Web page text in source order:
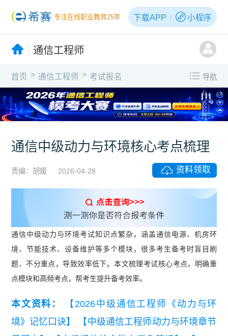
专注在线职业教育25年 下载APP 小程序
通信工程师
首页 > 通信工程师 > 考试报名 导航
X
通信中级动力与环境核心考点梳理
责编：胡媛 2026-04-28 资料领取
通信中级动力与环境考试知识点繁杂，涵盖通信电源、机房环
境、节能技术、设备维护等多个模块，很多考生备考时盲目刷
题、不分重点，导致效率低下。本文梳理考试核心考点，明确重
点模块和高频考点，帮考生提升备考效率。
本文资料：
【2026中级通信工程师《动力与环
境》记忆口诀】
【中级通信工程师动力与环境章节